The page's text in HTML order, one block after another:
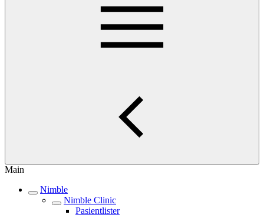
Main
Nimble
Nimble Clinic
Pasientlister